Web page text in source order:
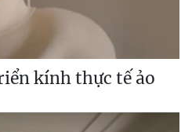
kính thực tế ảo